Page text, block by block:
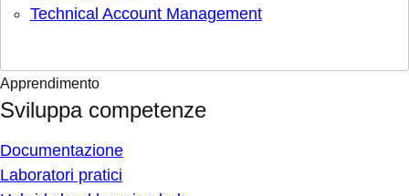
Technical Account Management
Apprendimento
Sviluppa competenze
Documentazione
Laboratori pratici